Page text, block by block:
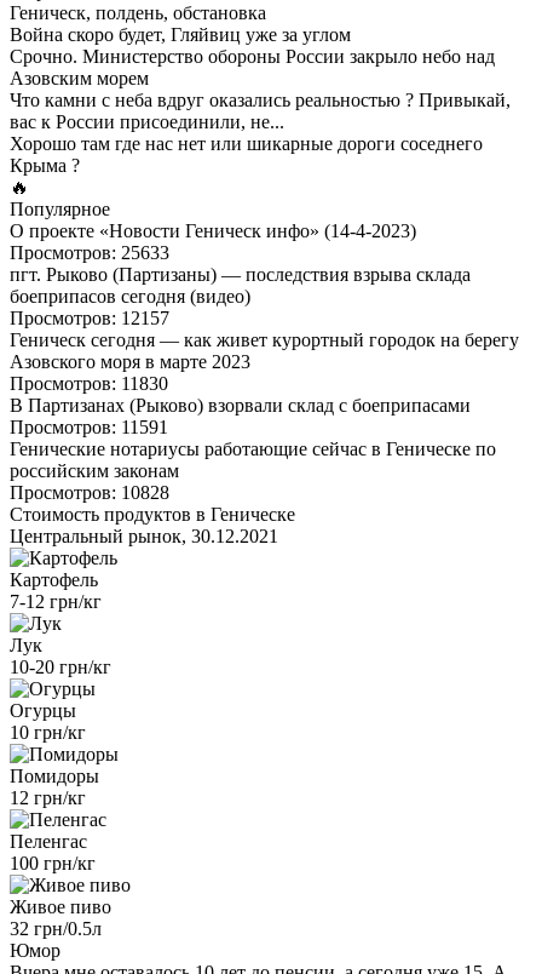
Геническ, полдень, обстановка
Война скоро будет, Гляйвиц уже за углом
Срочно. Министерство обороны России закрыло небо над
Азовским морем
Что камни с неба вдруг оказались реальностью ? Привыкай,
вас к России присоединили, не...
Хорошо там где нас нет или шикарные дороги соседнего
Крыма ?
🔥
Популярное
О проекте «Новости Геническ инфо» (14-4-2023)
Просмотров: 25633
пгт. Рыково (Партизаны) — последствия взрыва склада
боеприпасов сегодня (видео)
Просмотров: 12157
Геническ сегодня — как живет курортный городок на берегу
Азовского моря в марте 2023
Просмотров: 11830
В Партизанах (Рыково) взорвали склад с боеприпасами
Просмотров: 11591
Генические нотариусы работающие сейчас в Геническе по
российским законам
Просмотров: 10828
Стоимость продуктов в Геническе
Центральный рынок, 30.12.2021
Картофель
7-12 грн/кг
Лук
10-20 грн/кг
Огурцы
10 грн/кг
Помидоры
12 грн/кг
Пеленгас
100 грн/кг
Живое пиво
32 грн/0.5л
Юмор